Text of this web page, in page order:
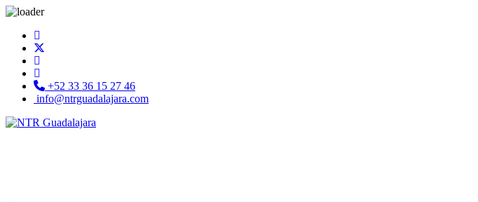
+52 33 36 15 27 46
info@ntrguadalajara.com